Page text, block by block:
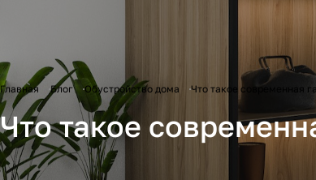
Главная Блог Обустройство дома Что такое современная
Что такое